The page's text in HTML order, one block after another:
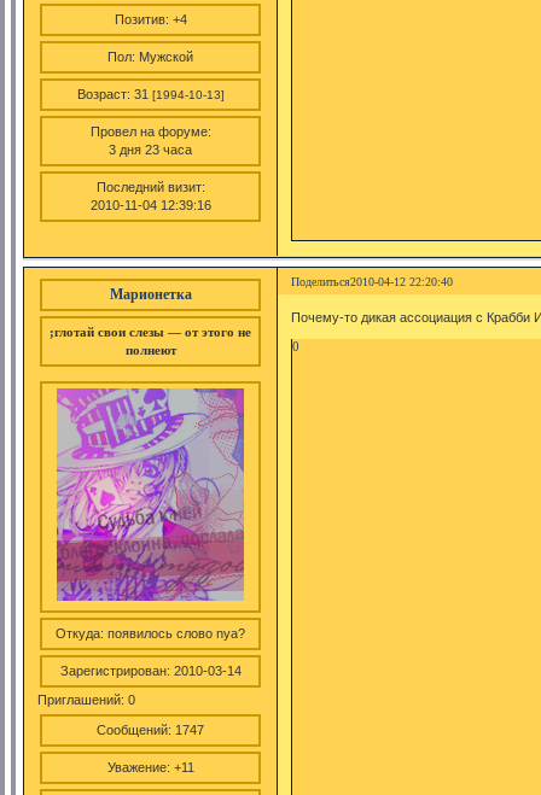
Позитив: +4
Пол: Мужской
Возраст: 31 [1994-10-13]
Провел на форуме:
3 дня 23 часа
Последний визит:
2010-11-04 12:39:16
Поделиться2010-04-12 22:20:40
Марионетка
;глотай свои слезы — от этого не
полнеют
Откуда: появилось слово nya?
Зарегистрирован: 2010-03-14
Приглашений: 0
Сообщений: 1747
Уважение: +11
Почему-то дикая ассоциация с Крабби
0